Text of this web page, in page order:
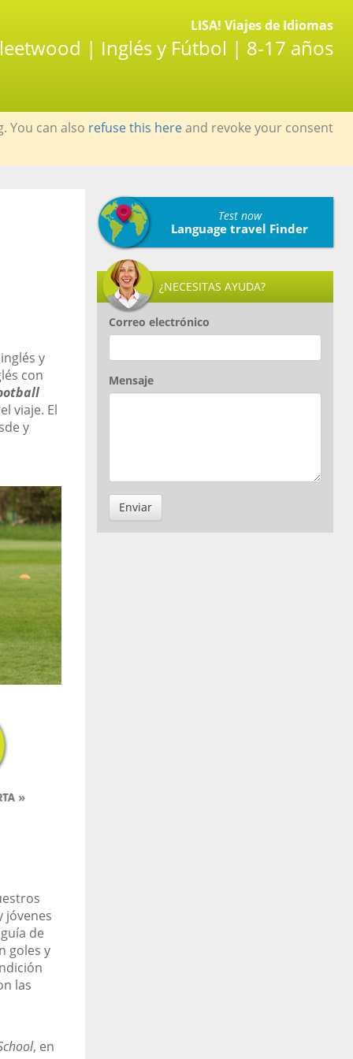
LISA! Viajes de Idiomas
| Inglés y Fútbol | 8-17 años
You can also refuse this hereand revoke your consent
y
con
viaje. El
y
jóvenes
de
goles y
las
, en
Test now
Language travel Finder
¿NECESITAS AYUDA?
Correo electrónico
Mensaje
Enviar